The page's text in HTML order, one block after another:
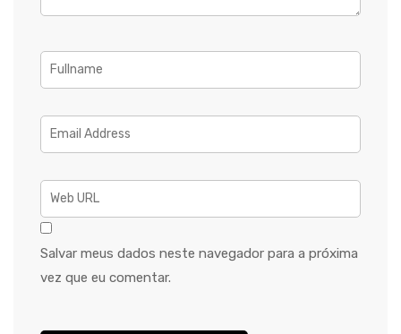
Salvar meus dados neste navegador para a próxima
vez que eu comentar.